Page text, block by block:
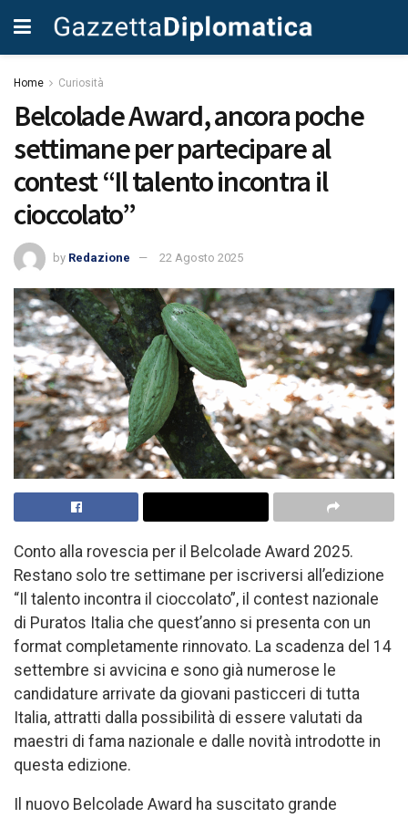
Home Curiosità
Belcolade Award, ancora poche
settimane per partecipare al
contest “Il talento incontra il
cioccolato”
by Redazione 22 Agosto 2025
Conto alla rovescia per il Belcolade Award 2025.
Restano solo tre settimane per iscriversi all’edizione
“Il talento incontra il cioccolato”, il contest nazionale
di Puratos Italia che quest’anno si presenta con un
format completamente rinnovato. La scadenza del 14
settembre si avvicina e sono già numerose le
candidature arrivate da giovani pasticceri di tutta
Italia, attratti dalla possibilità di essere valutati da
maestri di fama nazionale e dalle novità introdotte in
questa edizione.
Il nuovo Belcolade Award ha suscitato grande